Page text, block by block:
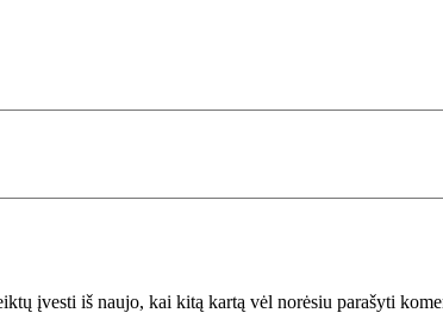
įvesti iš naujo, kai kitą kartą vėl norėsiu parašyti